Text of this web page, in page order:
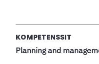
KOMPETENSSIT
Planning and